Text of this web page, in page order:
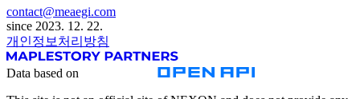
contact@meaegi.com
since 2023. 12. 22.
개인정보처리방침
Data based on